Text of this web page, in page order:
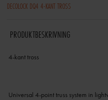
DECOLOCK DQ4 4-KANT TROSS
PRODUKTBESKRIVNING
4-kant tross
Universal 4-point truss system in